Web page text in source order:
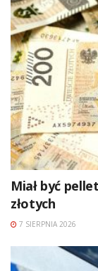
Miał być
złotych
7 SIERPNIA 2026